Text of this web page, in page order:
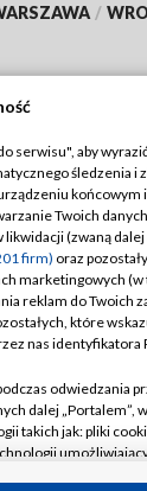
/
TVP
TVP
prywatności
Moje zgody
Pomoc
Kontakt
serwisu", aby
śledzenia i
końcowym
Twoich
likwidacji (zwaną dalej
firm) oraz
marketingowych (w
reklam do Twoich
które
nas identyfikatora
odwiedzania
dalej „Portalem”,
takich jak: pliki